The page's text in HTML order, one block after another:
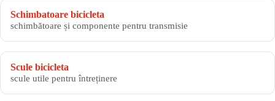
Schimbatoare bicicleta
schimbătoare și componente pentru transmisie
Scule bicicleta
scule utile pentru întreținere